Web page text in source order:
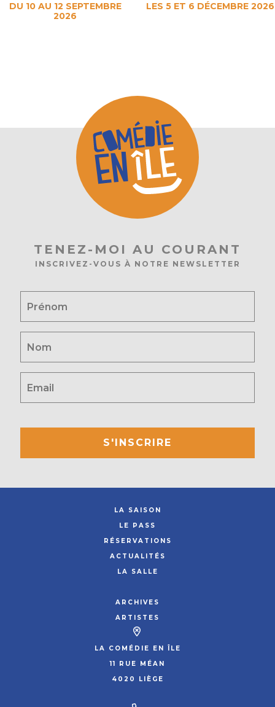
DU 10 AU 12 SEPTEMBRE
2026
LES 5 ET 6 DÉCEMBRE 2026
TENEZ-MOI AU COURANT
INSCRIVEZ-VOUS À NOTRE NEWSLETTER
S'INSCRIRE
LA SAISON
LE PASS
RÉSERVATIONS
ACTUALITÉS
LA SALLE
ARCHIVES
ARTISTES
LA COMÉDIE EN ÎLE
11 RUE MÉAN
4020 LIÈGE